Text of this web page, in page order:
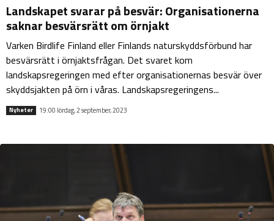
Landskapet svarar på besvär: Organisationerna
saknar besvärsrätt om örnjakt
Varken Birdlife Finland eller Finlands naturskyddsförbund har
besvärsrätt i örnjaktsfrågan. Det svaret kom
landskapsregeringen med efter organisationernas besvär över
skyddsjakten på örn i våras. Landskapsregeringens...
Nyheter 19:00 lördag, 2 september, 2023